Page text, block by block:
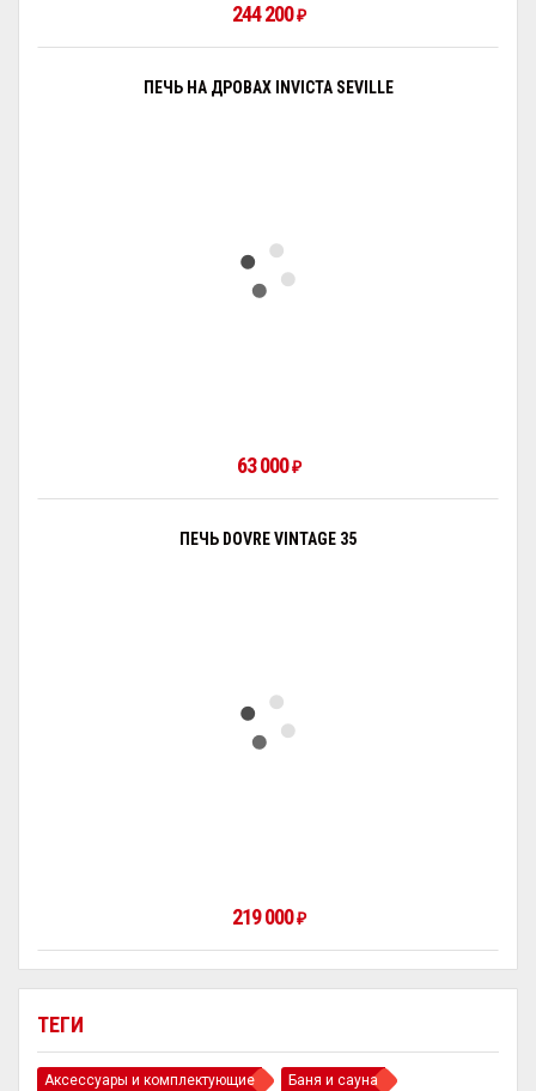
ТЕГИ
Аксессуары и комплектующие
Баня и сауна
244 200₽
ПЕЧЬ НА ДРОВАХ INVICTA SEVILLE
63 000₽
ПЕЧЬ DOVRE VINTAGE 35
219 000₽